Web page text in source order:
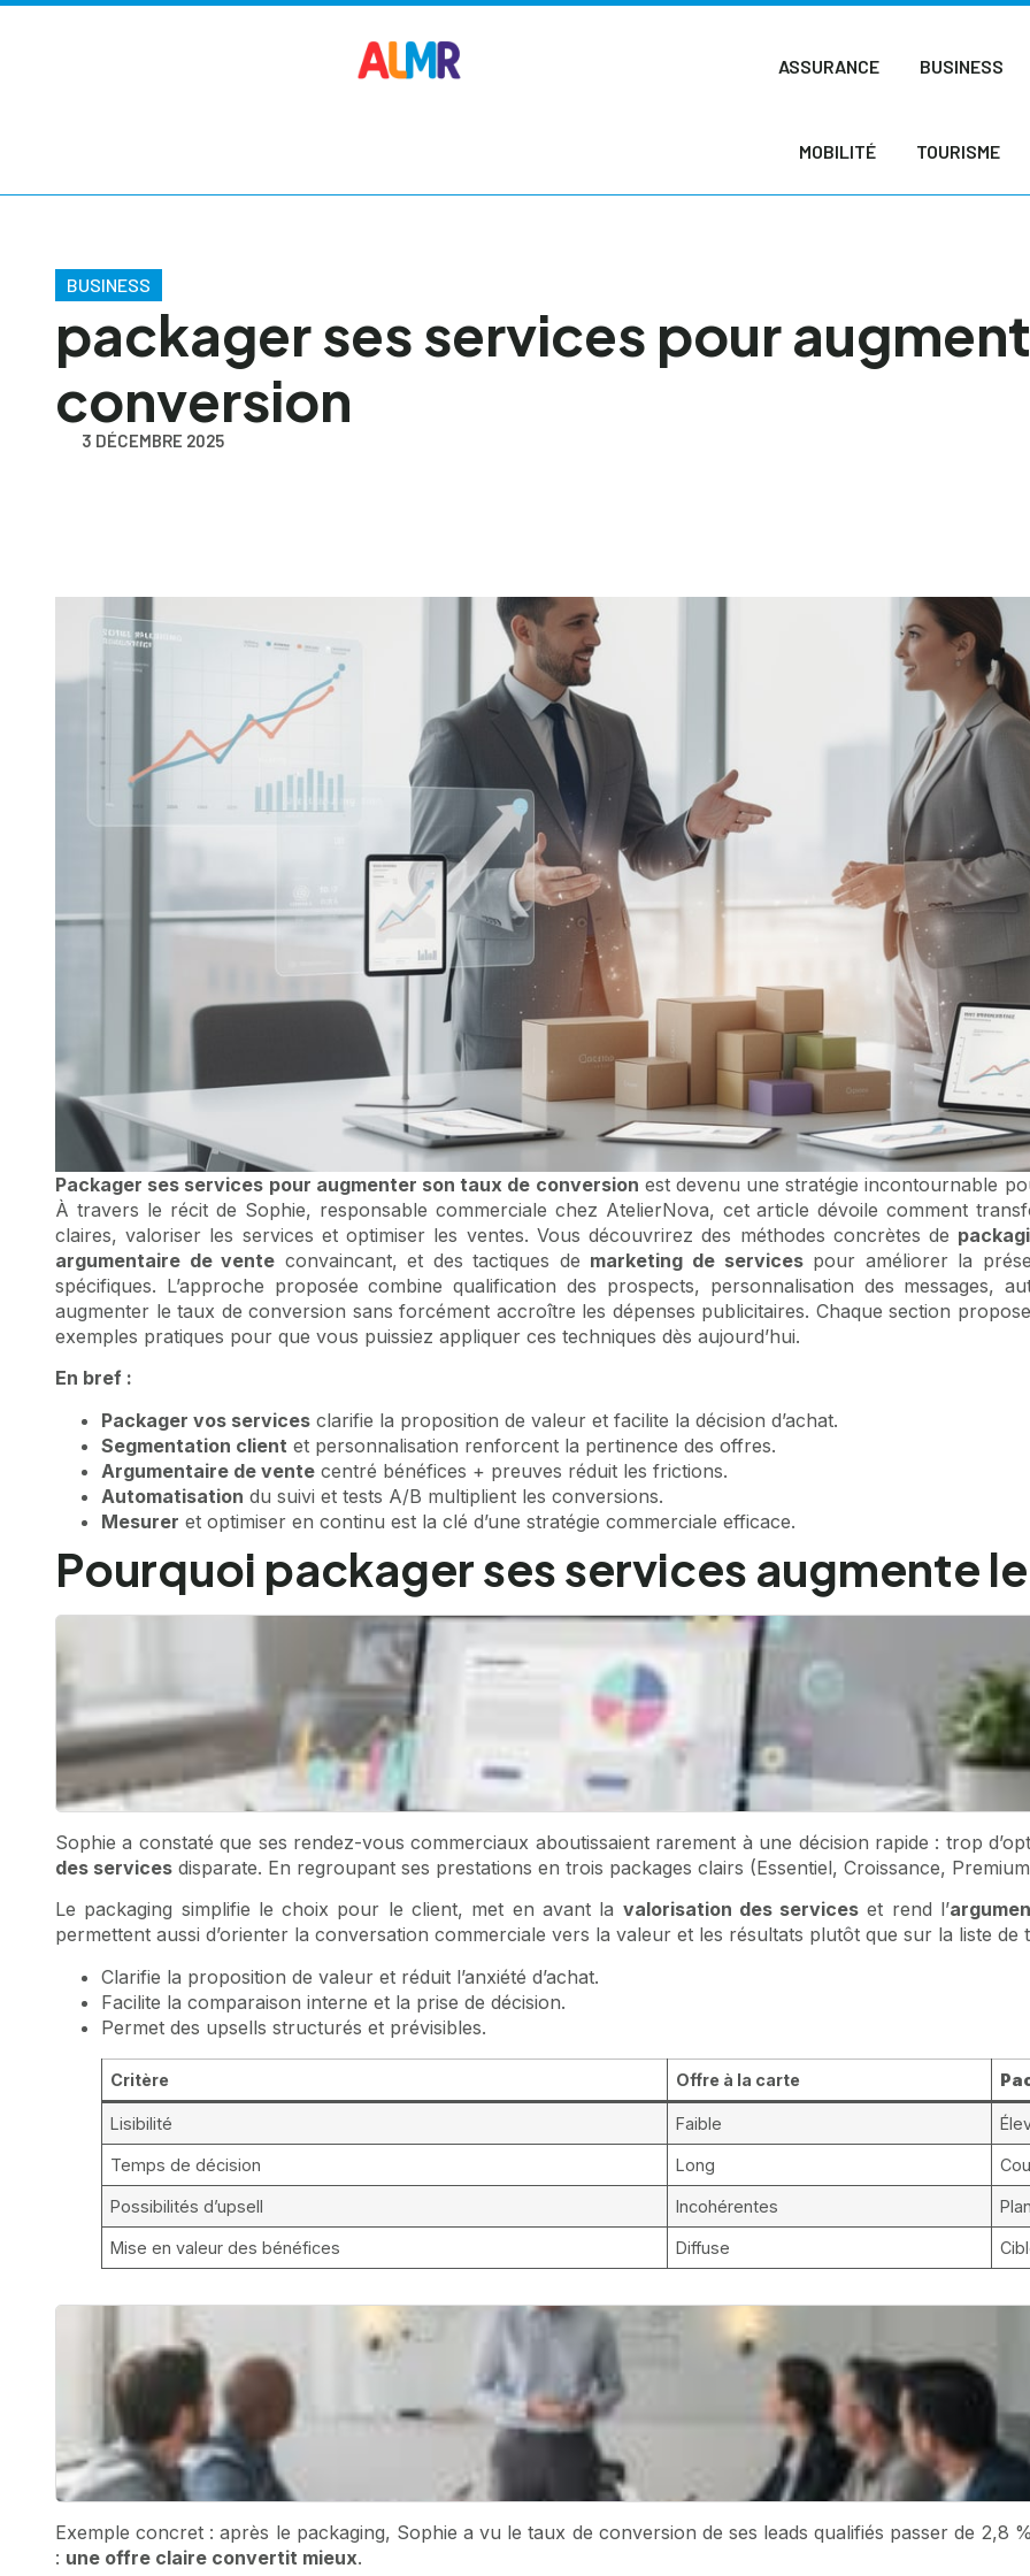
ASSURANCE BUSINESS
MOBILITÉ TOURISME
BUSINESS
packager ses services pour
conversion
3 DÉCEMBRE 2025
Packager ses services pour augmenter son taux de conversion est devenu une stratégie incontournable
À travers le récit de Sophie, responsable commerciale chez AtelierNova, cet article dévoile comment
claires, valoriser les services et optimiser les ventes. Vous découvrirez des méthodes concrètes de
argumentaire de vente convaincant, et des tactiques de marketing de servicespour améliorer la
spécifiques. L’approche proposée combine qualification des prospects, personnalisation des messages,
augmenter le taux de conversion sans forcément accroître les dépenses publicitaires. Chaque section
exemples pratiques pour que vous puissiez appliquer ces techniques dès aujourd’hui.
En bref :
Packager vos services clarifie la proposition de valeur et facilite la décision d’achat.
Segmentation client et personnalisation renforcent la pertinence des offres.
Argumentaire de vente centré bénéfices + preuves réduit les frictions.
Automatisation du suivi et tests A/B multiplient les conversions.
Mesurer et optimiser en continu est la clé d’une stratégie commerciale efficace.
Pourquoi packager ses services augmente
Sophie a constaté que ses rendez-vous commerciaux aboutissaient rarement à une décision rapide : trop
des services disparate. En regroupant ses prestations en trois packages clairs (Essentiel, Croissance,
Le packaging simplifie le choix pour le client, met en avant la valorisation des services et rend l’
permettent aussi d’orienter la conversation commerciale vers la valeur et les résultats plutôt que sur la liste de
Clarifie la proposition de valeur et réduit l’anxiété d’achat.
Facilite la comparaison interne et la prise de décision.
Permet des upsells structurés et prévisibles.
Critère Offre à la carte
Lisibilité Faible
Temps de décision Long
Possibilités d’upsell Incohérentes
Mise en valeur des bénéfices Diffuse
Exemple concret : après le packaging, Sophie a vu le taux de conversion de ses leads qualifiés passer de 2,8
: une offre claire convertit mieux.